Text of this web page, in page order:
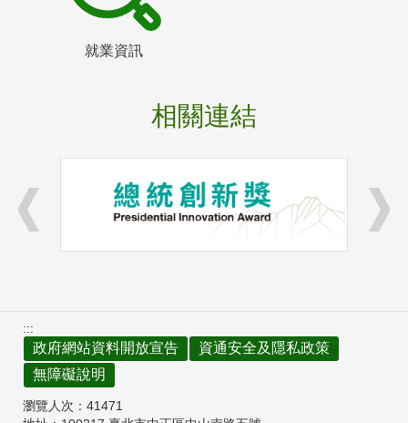
就業資訊
相關連結
:::
政府網站資料開放宣告
資通安全及隱私政策
無障礙說明
瀏覽人次： 41471